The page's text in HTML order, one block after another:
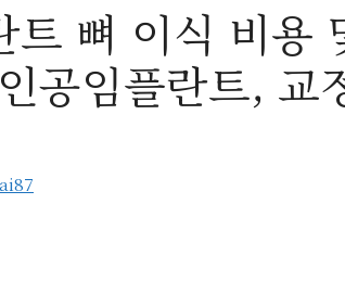
트 뼈 이식 비용
공임플란트, 교